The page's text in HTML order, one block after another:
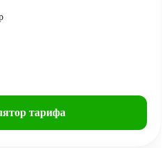
тарифа